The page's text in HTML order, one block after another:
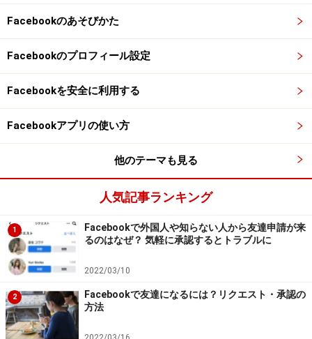
いたという場合には、友達から削除するかブロックしま
Facebookの友達から削除する方法
の手順で削除しましょう。
友達から削除にするには、相手のページの［友達］をタップ
して［友達から削除］をタップ
ブロックするには、まず［…］をタップ
Facebookのあそびかた
Facebookのプロフィール設定
Facebookを安全に利用する
Facebookアプリの使い方
他のテーマも見る
人気記事ランキング
1
Facebookで外国人や知らない人から友達申請が来
るのはなぜ？ 気軽に承認するとトラブルに
2022/03/10
2
Facebookで友達になるには？リクエスト・承認の
方法